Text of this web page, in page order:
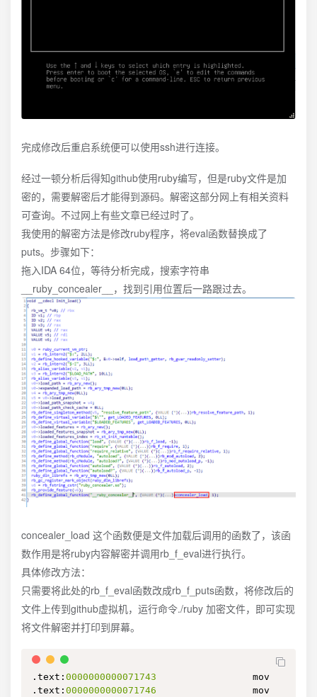
完成修改后重启系统便可以使用ssh进行连接。
经过一顿分析后得知github使用ruby编写，但是ruby文件是加
密的，需要解密后才能得到源码。解密这部分网上有相关资料
可查询。不过网上有些文章已经过时了。
我使用的解密方法是修改ruby程序，将eval函数替换成了
puts。步骤如下：
拖入IDA 64位，等待分析完成，搜索字符串
__ruby_concealer__，找到引用位置后一路跟过去。
concealer_load 这个函数便是文件加载后调用的函数了，该函
数作用是将ruby内容解密并调用rb_f_eval进行执行。
具体修改方法：
只需要将此处的rb_f_eval函数改成rb_f_puts函数，将修改后的
文件上传到github虚拟机，运行命令./ruby 加密文件，即可实现
将文件解密并打印到屏幕。
.text: 0000000000071743
mov
.text: 0000000000071746
mov